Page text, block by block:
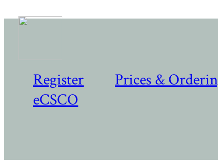
Register
Prices &
eCSCO